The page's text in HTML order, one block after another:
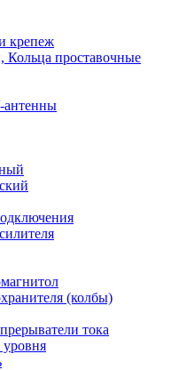
крепеж
проставочные
(колбы)
тока
уровня